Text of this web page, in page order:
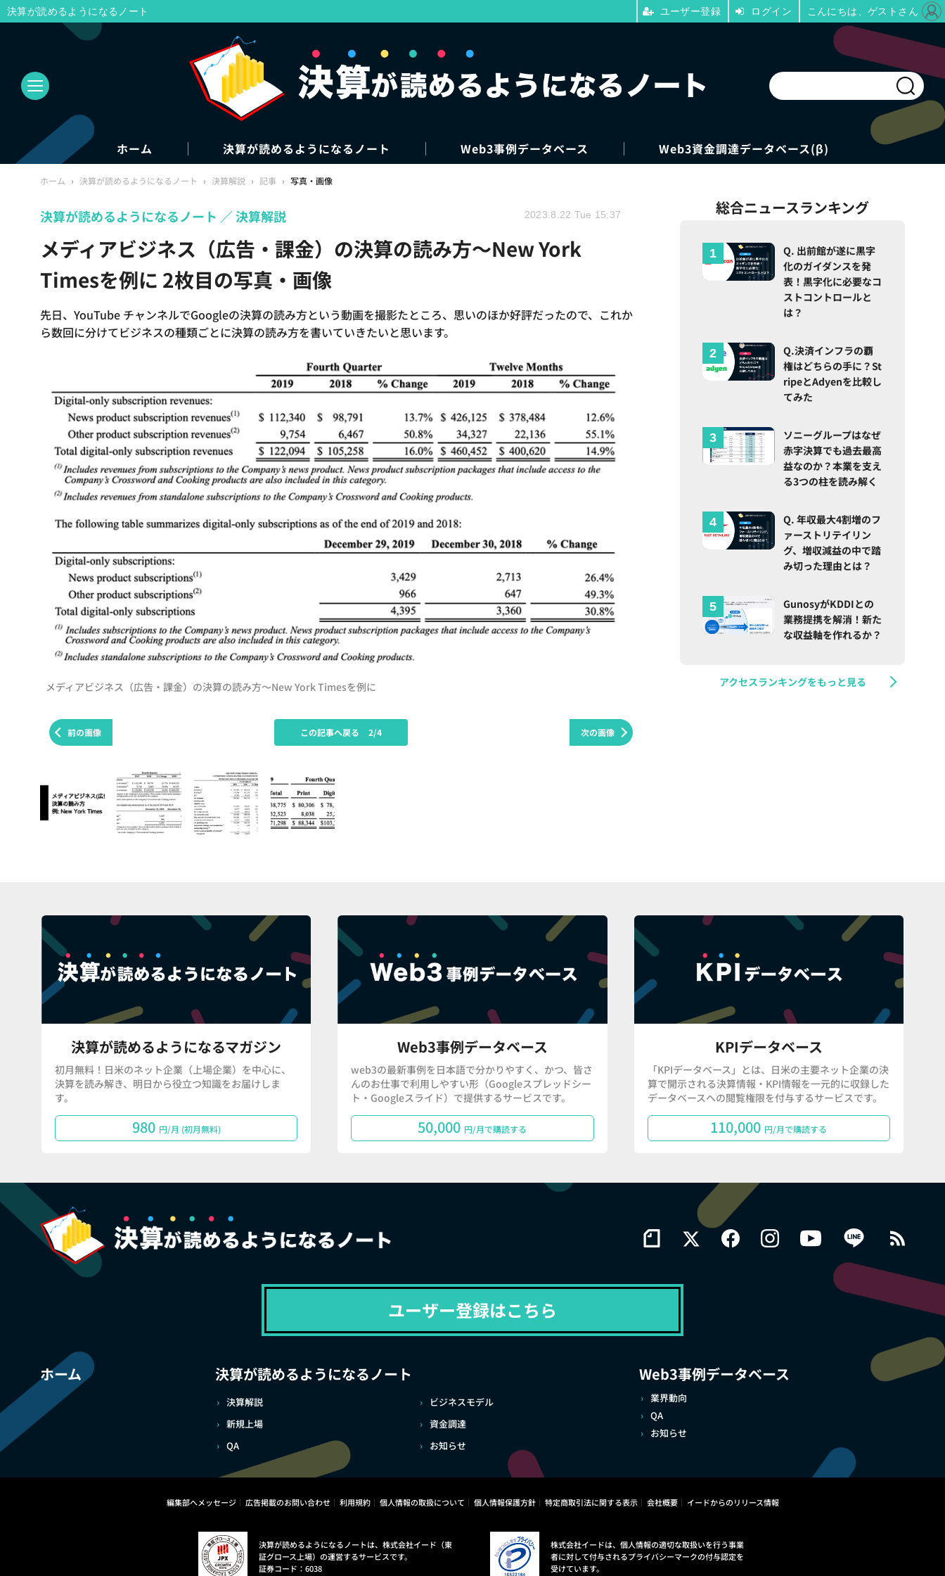
ホーム 決算が読めるようになるノート Web3事例データベース Web3資金調達データベース(β)
ホーム › 決算が読めるようになるノート › 決算解説 › 記事 › 写真・画像
メディアビジネス（広告・課金）の決算の読み方～New York
Timesを例に 2枚目の写真・画像
先日、YouTube チャンネルでGoogleの決算の読み方という動画を撮影たところ、思いのほか好評だったので、これか
ら数回に分けてビジネスの種類ごとに決算の読み方を書いていきたいと思います。
決算が読めるようになるノート 決算解説 2023.8.22 Tue 15:37
メディアビジネス（広告・課金）の決算の読み方～New York Timesを例に
前の画像 次の画像
この記事へ戻る 2/4
総合ニュースランキング
Q. 出前館が遂に黒字
化のガイダンスを発
表！黒字化に必要なコ
ストコントロールと
は？
Q.決済インフラの覇
権はどちらの手に？St
ripeとAdyenを比較し
てみた
ソニーグループはなぜ
赤字決算でも過去最高
益なのか？本業を支え
る3つの柱を読み解く
Q. 年収最大4割増のフ
ァーストリテイリン
グ、増収減益の中で踏
み切った理由とは？
GunosyがKDDIとの
業務提携を解消！新た
な収益軸を作れるか？
アクセスランキングをもっと見る
決算が読めるようになるマガジン
初月無料！日米のネット企業（上場企業）を中心に、
決算を読み解き、明日から役立つ知識をお届けしま
す。
980 円/月 (初月無料)
Web3事例データベース
web3の最新事例を日本語で分かりやすく、かつ、皆さ
んのお仕事で利用しやすい形（Googleスプレッドシー
ト・Googleスライド）で提供するサービスです。
50,000 円/月で購読する
KPIデータベース
「KPIデータベース」とは、日米の主要ネット企業の決
算で開示される決算情報・KPI情報を一元的に収録した
データベースへの閲覧権限を付与するサービスです。
110,000 円/月で購読する
ユーザー登録はこちら
ホーム 決算が読めるようになるノート
決算解説
ビジネスモデル
新規上場
資金調達
QA
お知らせ
Web3事例データベース
業界動向
QA
お知らせ
編集部へメッセージ 広告掲載のお問い合わせ 利用規約 個人情報の取扱について 個人情報保護方針 特定商取引法に関する表示 会社概要 イードからのリリース情報
決算が読めるようになるノートは、株式会社イード（東
証グロース上場）の運営するサービスです。
証券コード：6038
株式会社イードは、個人情報の適切な取扱いを行う事業
者に対して付与されるプライバシーマークの付与認定を
受けています。
決算が読めるようになるノート ユーザー登録 ログイン こんにちは、ゲストさん